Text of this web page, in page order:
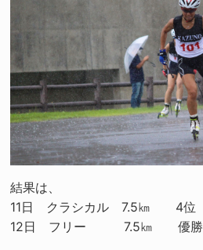
結果は、
11日 クラシカル 7.5㎞ 4位
12日 フリー 7.5㎞ 優勝